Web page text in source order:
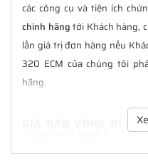
các công cụ và tiện ích
chính hãngtới Khách hàng,
lần giá trị đơn hàng nếu
320 ECM của chúng tôi
hãng.
GIÁ BÁN VÒNG BI
TạiNGOCANH.COMgiá bán